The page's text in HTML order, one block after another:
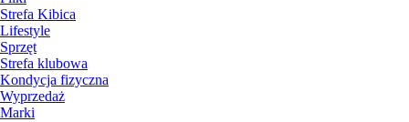
Strefa Kibica
Lifestyle
Sprzęt
Strefa klubowa
Kondycja fizyczna
Wyprzedaż
Marki